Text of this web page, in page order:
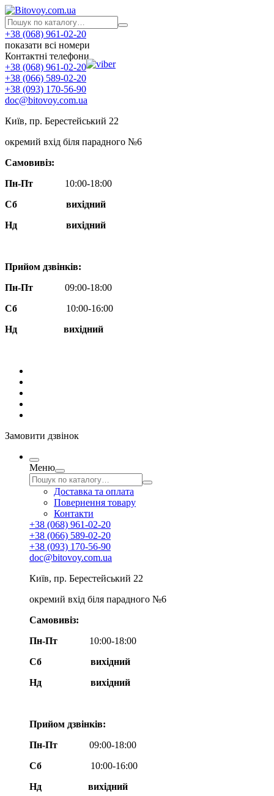
+38 (068) 961-02-20
показати всі номери
Контактні телефони
+38 (068) 961-02-20
+38 (066) 589-02-20
+38 (093) 170-56-90
doc@bitovoy.com.ua
Київ, пр. Берестейський 22
окремий вхід біля парадного №6
Самовивіз:
Пн-Пт
10:00-18:00
Сб
вихідний
Нд
вихідний
Прийом дзвінків:
Пн-Пт
09:00-18:00
Сб
10:00-16:00
Нд вихідний
Замовити дзвінок
Меню
Доставка та оплата
Повернення товару
Контакти
+38 (068) 961-02-20
+38 (066) 589-02-20
+38 (093) 170-56-90
doc@bitovoy.com.ua
Київ, пр. Берестейський 22
окремий вхід біля парадного №6
Самовивіз:
Пн-Пт
10:00-18:00
Сб
вихідний
Нд
вихідний
Прийом дзвінків:
Пн-Пт
09:00-18:00
Сб
10:00-16:00
Нд вихідний